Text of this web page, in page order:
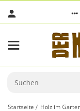
Startseite Holz im